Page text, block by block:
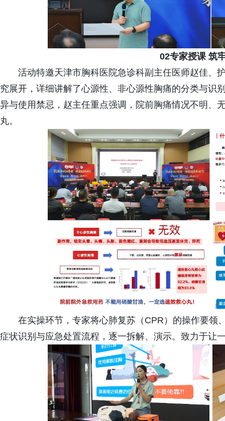
02专家授课 筑
活动特邀天津市胸科医院急诊科副主任医师赵佳、
究展开，详细讲解了心源性、非心源性胸痛的分类与识
异与使用禁忌，赵主任重点强调，院前胸痛情况不明、
丸。
在实操环节，专家将心肺复苏（CPR）的操作要领
症状识别与应急处置流程，逐一拆解、演示。致力于让